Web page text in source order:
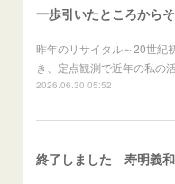
昨年のリサイタル～20世紀
き、定点観測で近年の私の
2026.06.30 05:52